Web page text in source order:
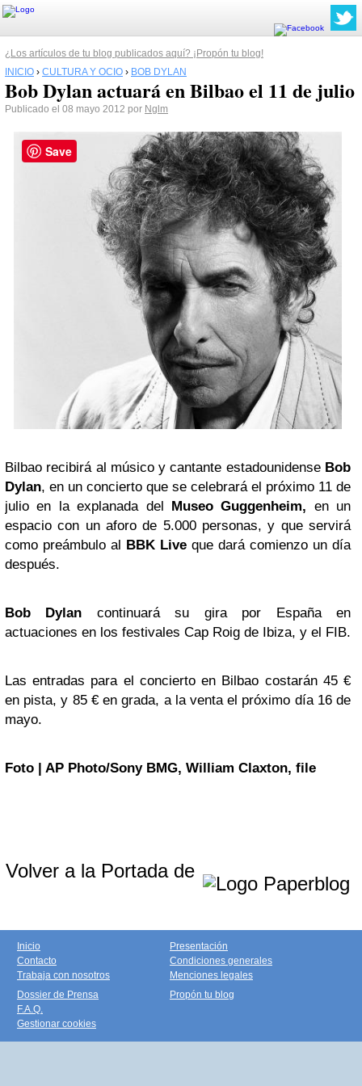
¿Los artículos de tu blog publicados aquí? ¡Propón tu blog!
INICIO › CULTURA Y OCIO › BOB DYLAN
Bob Dylan actuará en Bilbao el 11 de julio
Publicado el 08 mayo 2012 por Nglm
Bilbao recibirá al músico y cantante estadounidense Bob
Dylan, en un concierto que se celebrará el próximo 11 de
julio en la explanada del Museo Guggenheim, en un
espacio con un aforo de 5.000 personas, y que servirá
como preámbulo al BBK Live que dará comienzo un día
después.
Bob Dylan continuará su gira por España en
actuaciones en los festivales Cap Roig de Ibiza, y el FIB.
Las entradas para el concierto en Bilbao costarán 45 €
en pista, y 85 € en grada, a la venta el próximo día 16 de
mayo.
Foto | AP Photo/Sony BMG, William Claxton, file
Volver a la Portada de
Inicio
Contacto
Trabaja con nosotros
Presentación
Condiciones generales
Menciones legales
Dossier de Prensa
F.A.Q.
Gestionar cookies
Propón tu blog
Save